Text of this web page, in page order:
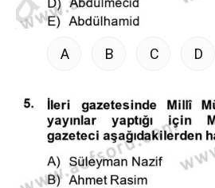
A B C D